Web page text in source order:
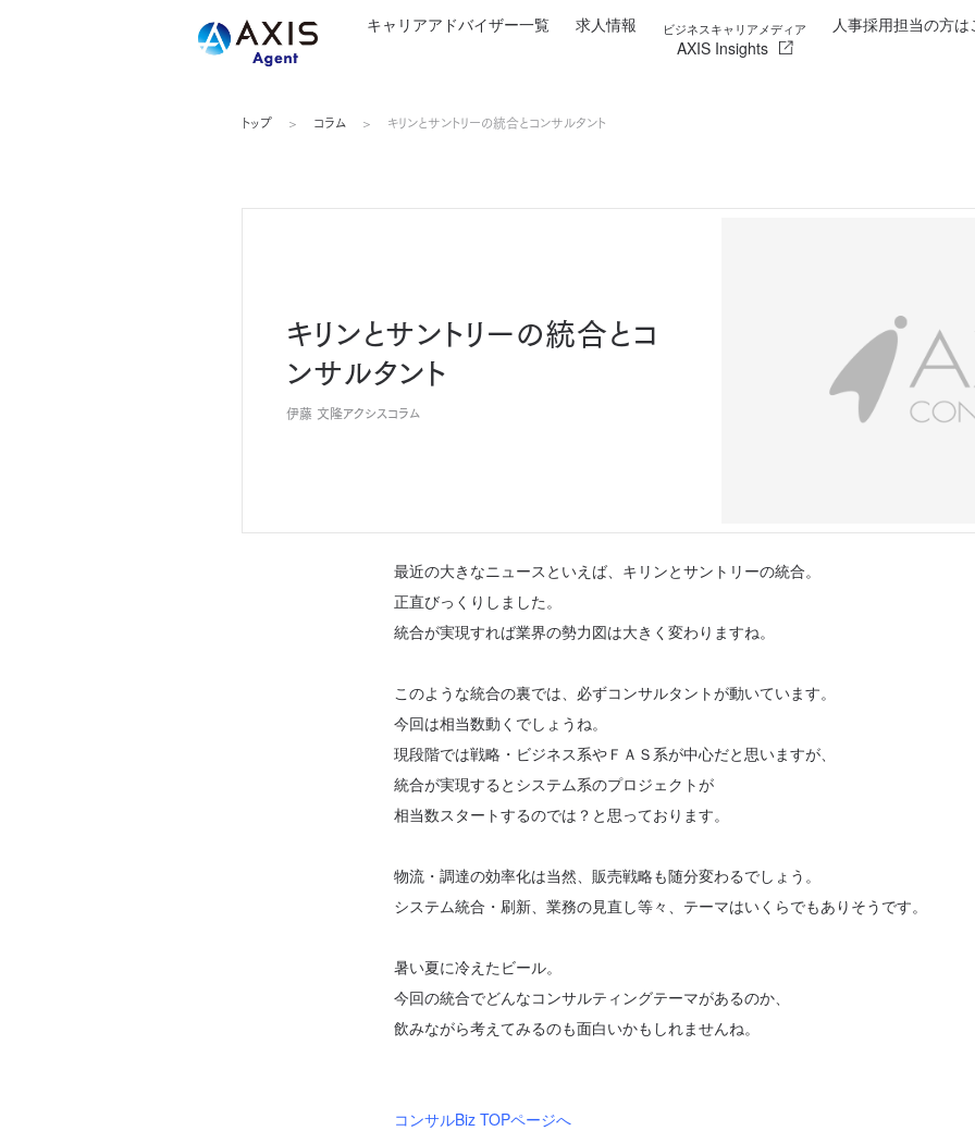
キャリアアドバイザー一覧 求人情報 ビジネスキャリアメディア
AXIS Insights
人事採用担当の方は
トップ コラム キリンとサントリーの統合とコンサルタント
キリンとサントリーの統合とコ
ンサルタント
伊藤 文隆アクシスコラム
最近の大きなニュースといえば、 キリンとサントリーの統合。
正直びっくりしました。
統合が実現すれば業界の勢力図は大きく変わりますね。
このような統合の裏では、必ずコンサルタントが動いています。
今回は相当数動くでしょうね。
現段階では戦略・ビジネス系やＦＡＳ系が中心だと思いますが、
統合が実現するとシステム系のプロジェクトが
相当数スタートするのでは？と思っております。
物流・調達の効率化は当然、販売戦略も随分変わるでしょう。
システム統合・刷新、業務の見直し等々、テーマはいくらでもありそうです。
暑い夏に冷えたビール。
今回の統合でどんなコンサルティングテーマがあるのか、
飲みながら考えてみるのも面白いかもしれませんね。
コンサルBiz TOPページへ